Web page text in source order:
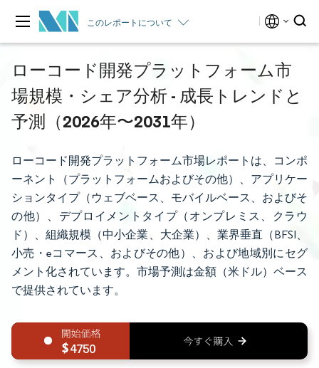
このレポートについて
ローコード開発プラットフォーム市
場規模・シェア分析 - 成長トレンドと
予測（2026年〜2031年）
ローコード開発プラットフォーム市場レポートは、コンポ
ーネント（プラットフォームおよびその他）、アプリケー
ションタイプ（ウェブベース、モバイルベース、およびそ
の他）、デプロイメントタイプ（オンプレミス、クラウ
ド）、組織規模（中小企業、大企業）、業界垂直（BFSI、
小売・eコマース、およびその他）、および地域別にセグ
メント化されています。市場予測は金額（米ドル）ベース
で提供されています。
4750